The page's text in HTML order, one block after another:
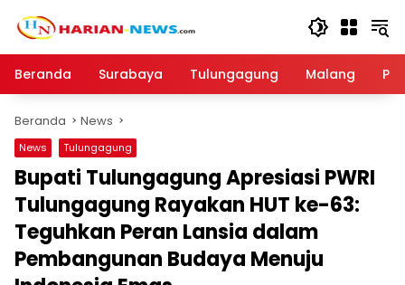
Beranda
Surabaya Tulungagung Malang
Beranda News
News Tulungagung
Bupati Tulungagung Apresiasi PWRI
Tulungagung Rayakan HUT ke-63:
Teguhkan Peran Lansia dalam
Pembangunan Budaya Menuju